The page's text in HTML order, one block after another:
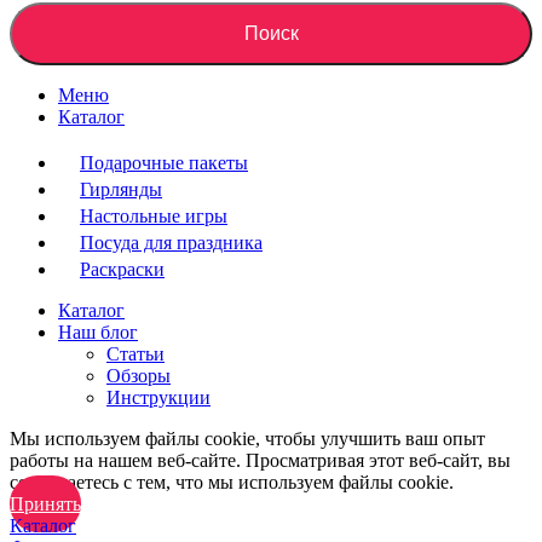
Поиск
Меню
Каталог
Подарочные пакеты
Гирлянды
Настольные игры
Посуда для праздника
Раскраски
Каталог
Наш блог
Статьи
Обзоры
Инструкции
Мы используем файлы cookie, чтобы улучшить ваш опыт
работы на нашем веб-сайте. Просматривая этот веб-сайт, вы
соглашаетесь с тем, что мы используем файлы cookie.
Принять
Каталог